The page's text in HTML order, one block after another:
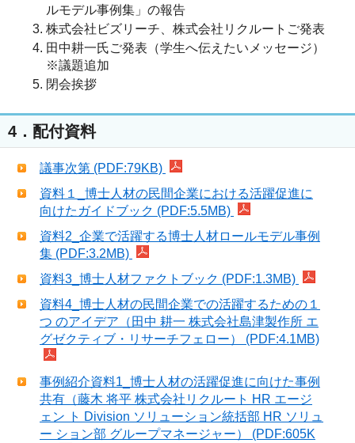
ルモデル事例集」の報告
株式会社ビズリーチ、株式会社リクルートご発表
田中耕一氏ご発表（学生へ伝えたいメッセージ）
※議題追加
閉会挨拶
4．配付資料
議事次第 (PDF:79KB)
資料１_博士人材の民間企業における活躍促進に
向けたガイドブック (PDF:5.5MB)
資料2_企業で活躍する博士人材ロールモデル事例
集 (PDF:3.2MB)
資料3_博士人材ファクトブック (PDF:1.3MB)
資料4_博士人材の民間企業での活躍するための１
つ のアイデア（田中 耕一 株式会社島津製作所 エ
グゼクティブ・リサーチフェロー） (PDF:4.1MB)
事例紹介資料1_博士人材の活躍促進に向けた事例
共有（藤木 将平 株式会社リクルート HR エージ
ェン ト Division ソリューション統括部 HR ソリュ
ー ション部 グループマネージャー） (PDF:605K